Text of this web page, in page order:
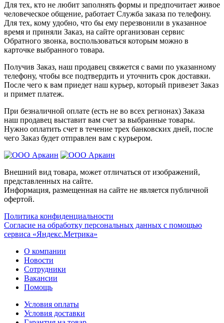
Для тех, кто не любит заполнять формы и предпочитает живое
человеческое общение, работает Служба заказа по телефону.
Для тех, кому удобно, что бы ему перезвонили в указанное
время и приняли Заказ, на сайте организован сервис
Обратного звонка, воспользоваться которым можно в
карточке выбранного товара.
Получив Заказ, наш продавец свяжется с вами по указанному
телефону, чтобы все подтвердить и уточнить срок доставки.
После чего к вам приедет наш курьер, который привезет Заказ
и примет платеж.
При безналичной оплате (есть не во всех регионах) Заказа
наш продавец выставит вам счет за выбранные товары.
Нужно оплатить счет в течение трех банковских дней, после
чего Заказ будет отправлен вам с курьером.
Внешний вид товара, может отличаться от изображений,
представленных на сайте.
Информация, размещенная на сайте не является публичной
офертой.
Политика конфиденциальности
Согласие на обработку персональных данных с помощью
сервиса «Яндекс.Метрика»
О компании
Новости
Сотрудники
Вакансии
Помощь
Условия оплаты
Условия доставки